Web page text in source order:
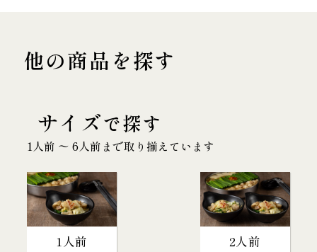
他の商品を探す
サイズで探す
1人前 〜 6人前まで取り揃えています
1人前 2人前